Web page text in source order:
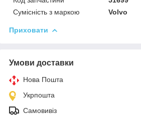
Сумісність з маркою
Volvo
Приховати
Умови доставки
Нова Пошта
Укрпошта
Самовивіз